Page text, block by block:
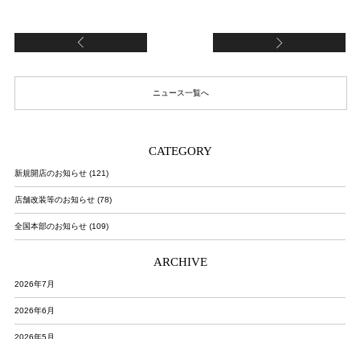
【FCリーフウォーク稲沢店（FC加盟店）】閉店
ニュース一覧へ
CATEGORY
新規開店のお知らせ (121)
店舗改装等のお知らせ (78)
全国本部のお知らせ (109)
ARCHIVE
2026年7月
2026年6月